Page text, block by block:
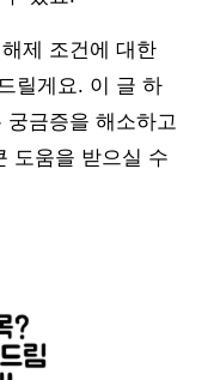
제 조건에 대한
릴게요. 이 글 하
궁금증을 해소하고
도움을 받으실 수